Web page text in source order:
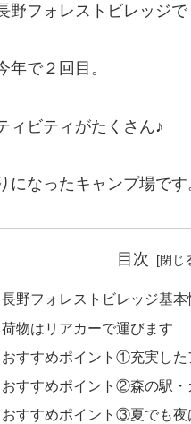
野フォレストビレッジ
で２回目。
ィビティがたくさん♪
なったキャンプ場です
目次
長野フォレストビレッジ基本
荷物はリアカーで運びます
おすすめポイント①充実した
おすすめポイント②森の駅・
おすすめポイント③夏でも夜